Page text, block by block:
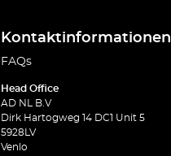
Kontaktinformationen
FAQs
Head Office
AD NL B.V
Dirk Hartogweg 14 DC1 Unit 5
5928LV
Venlo